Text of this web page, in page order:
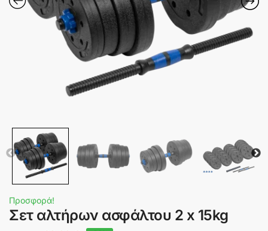
Προσφορά!
Σετ αλτήρων ασφάλτου 2 x 15kg